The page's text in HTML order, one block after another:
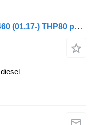
Direction assistée DAF,TRW CF460 (01.17-) THP80 pour tracteur routier DAF CF450, CF460 (2017-)
diesel